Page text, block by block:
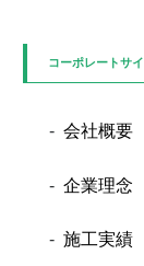
コーポレートサ
会社概要
企業理念
施工実績